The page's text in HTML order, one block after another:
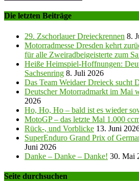
Die letzten Beiträge
29. Zschorlauer Dreieckrennen 8.
Motorradmesse Dresden kehrt
für alle Zweiradbeigeisterte zum
Heiße Heimspiel-Hoffnungen:
Sachsenring 8. Juli 2026
Das Team Weidaer Dreieck sucht
Deutscher Motorradmarkt im Mai
2026
Ho, Ho, Ho – bald ist es wieder
MotoGP – das letzte Mal 1.000
Rück-, und Vorblicke 13. Juni
SuperEnduro Grand Prix of
Juni 2026
Danke – Danke – Danke! 30. Mai
Seite durchsuchen